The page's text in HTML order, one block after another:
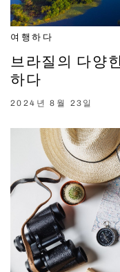
여행하다
브라질의 다양
하다
2024년 8월 23일